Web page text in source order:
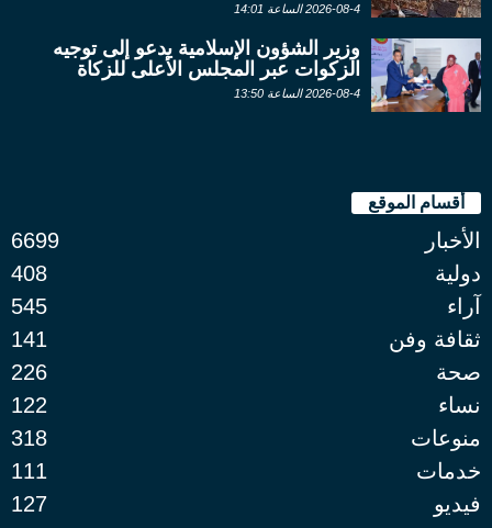
2026-08-4 الساعة 14:01
وزير الشؤون الإسلامية يدعو إلى توجيه
الزكوات عبر المجلس الأعلى للزكاة
2026-08-4 الساعة 13:50
أقسام الموقع
الأخبار
6699
دولية
408
آراء
545
ثقافة وفن
141
صحة
226
نساء
122
منوعات
318
خدمات
111
فيديو
127